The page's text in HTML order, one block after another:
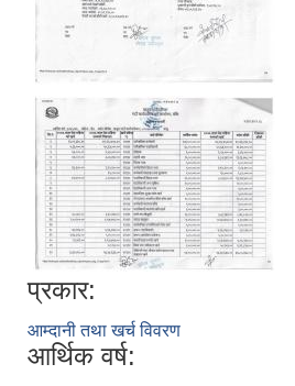
प्रकार:
आम्दानी तथा खर्च विवरण
आर्थिक वर्ष: